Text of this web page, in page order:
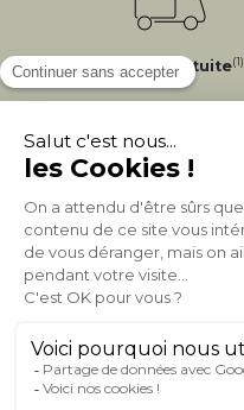
LivraisonGratuite(1)
Expéditionen
24/72h
À PROPOS DE MILIBOO